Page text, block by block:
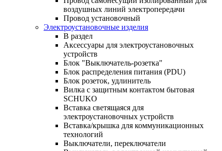
воздушных линий электропередачи
Провод установочный
Электроустановочные изделия
В раздел
Аксессуары для электроустановочных
устройств
Блок "Выключатель-розетка"
Блок распределения питания (PDU)
Блок розеток, удлинитель
Вилка с защитным контактом бытовая
SCHUKO
Вставка светящаяся для
электроустановочных устройств
Вставка/крышка для коммуникационных
технологий
Выключатели, переключатели